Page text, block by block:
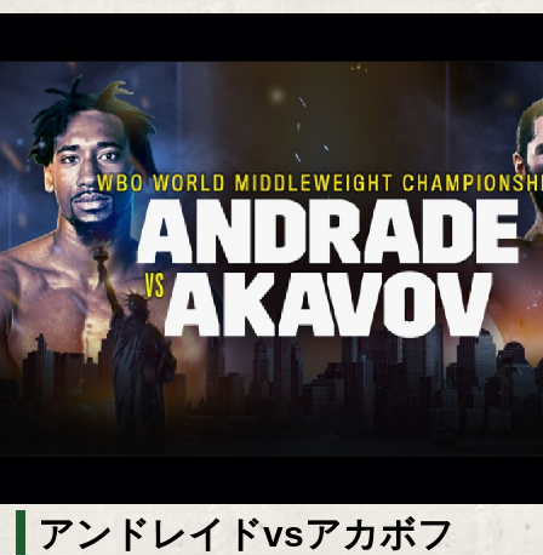
アンドレイドvsアカボフ